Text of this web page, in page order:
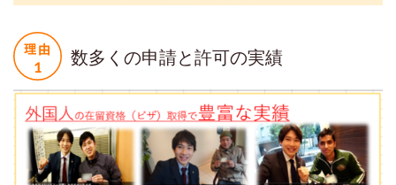
数多くの申請と許可の実績